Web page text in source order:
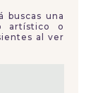
buscas una
artístico o
al ver